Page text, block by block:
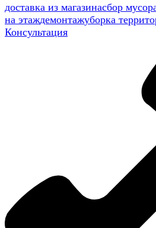
доставка из магазинасбор
на этаждемонтажуборка
Консультация